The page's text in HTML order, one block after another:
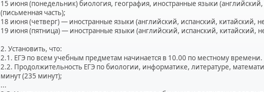
15 июня (понедельник) биология, география, иностранные языки
(письменная часть);
18 июня (четверг) — иностранные языки (английский, испанский, китайский,
19 июня (пятница) — иностранные языки (английский, испанский, китайский,
2. Установить, что:
2.1. ЕГЭ по всем учебным предметам начинается в 10.00 по местному времени.
2.2. Продолжительность ЕГЭ по биологии, информатике, литературе,
минут (235 минут);
...